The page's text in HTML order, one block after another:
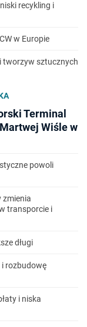
recykling i
w Europie
tworzyw sztucznych
Terminal
Wiśle w
powoli
transporcie i
długi
rozbudowę
i niska